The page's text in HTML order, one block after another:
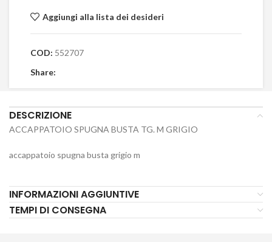
Aggiungi alla lista dei desideri
COD: 552707
Share:
DESCRIZIONE
ACCAPPATOIO SPUGNA BUSTA TG. M GRIGIO
accappatoio spugna busta grigio m
INFORMAZIONI AGGIUNTIVE
TEMPI DI CONSEGNA